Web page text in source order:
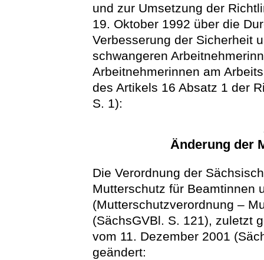
und zur Umsetzung der
19. Oktober 1992 über die
Verbesserung der Sicherheit
schwangeren
Arbeitnehmerinnen am
des Artikels 16 Absatz 1 der
S. 1):
Änderung der
Die Verordnung der
Mutterschutz für Beamtinnen
(Mutterschutzverordnung –
(SächsGVBl. S. 121), zuletzt
vom 11. Dezember 2001
geändert: